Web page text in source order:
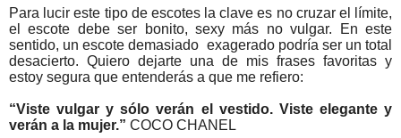
Para lucir este tipo de escotes la clave es no cruzar el límite,
el escote debe ser bonito, sexy más no vulgar. En este
sentido, un escote demasiado exagerado podría ser un total
desacierto. Quiero dejarte una de mis frases favoritas y
estoy segura que entenderás a que me refiero:
“Viste vulgar y sólo verán el vestido. Viste elegante y
verán a la mujer.” COCO CHANEL